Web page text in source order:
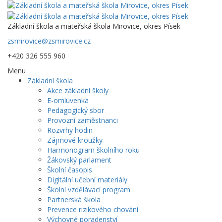
Základní škola a mateřská škola Mirovice, okres Písek
zsmirovice@zsmirovice.cz
+420 326 555 960
Menu
Základní škola
Akce základní školy
E-omluvenka
Pedagogický sbor
Provozní zaměstnanci
Rozvrhy hodin
Zájmové kroužky
Harmonogram školního roku
Žákovský parlament
Školní časopis
Digitální učební materiály
Školní vzdělávací program
Partnerská škola
Prevence rizikového chování
Výchovné poradenství